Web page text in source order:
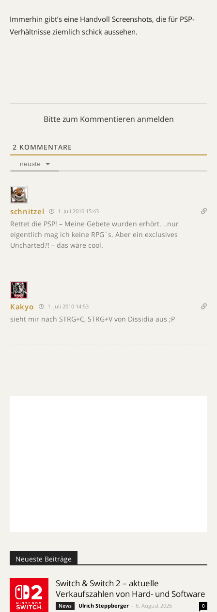
Immerhin gibt’s eine Handvoll Screenshots, die für PSP-
Verhältnisse ziemlich schick aussehen.
Bitte zum Kommentieren anmelden
2 KOMMENTARE
neuste
schnitzel 1. Juli 2010 15:43
Rettet die PSP! – Meine Gebete wurden erhört. ..nur
eigentlich mag ich keine RPG´s. Aber ein exclusives
Uncharted?! – das wäre cool.
Kakyo 1. Juli 2010 14:53
sieht mir nach STRG+C, STRG+V von Dissidia aus ;P
Neueste Beiträge
Switch & Switch 2 – aktuelle
Verkaufszahlen von Hard- und Software
News Ulrich Steppberger 6. August 2026 0